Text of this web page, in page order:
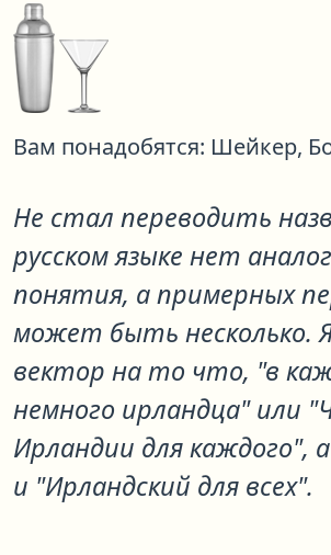
Вам понадобятся: Шейкер,
Не стал переводить
русском языке нет
понятия, а примерных
может быть несколько.
вектор на то что, "в
немного ирландца" или
Ирландии для каждого",
и "Ирландский для всех".